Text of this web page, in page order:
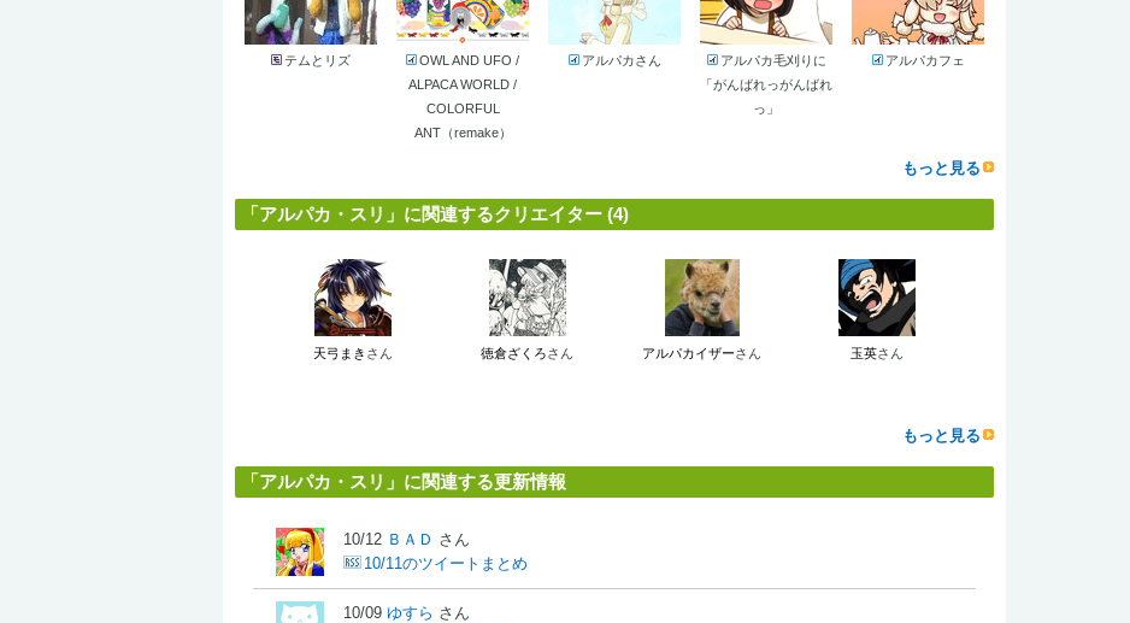
テムとリズ
OWL AND UFO /
ALPACA WORLD /
COLORFUL
ANT（remake）
アルパカさん
アルパカ毛刈りに
「がんばれっがんばれ
っ」
アルパカフェ
もっと見る
「アルパカ・スリ」に関連するクリエイター (4)
天弓まき さん 徳倉ざくろさん アルパカイザーさん 玉英さん
もっと見る
「アルパカ・スリ」に関連する更新情報
10/12 ＢＡＤ さん
10/11のツイートまとめ
10/09 ゆすら さん